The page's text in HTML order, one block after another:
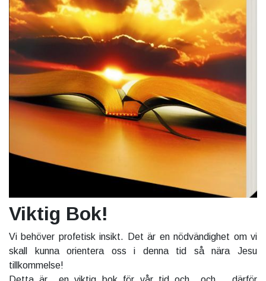
Viktig Bok!
Vi behöver profetisk insikt. Det är en nödvändighet om vi
skall kunna orientera oss i denna tid så nära Jesu
tillkommelse!